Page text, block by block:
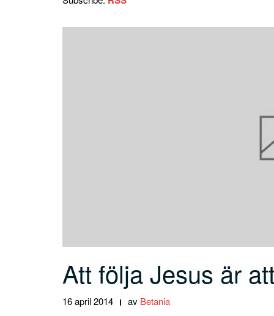
Att följa Jesus är
16 april 2014 av Betania